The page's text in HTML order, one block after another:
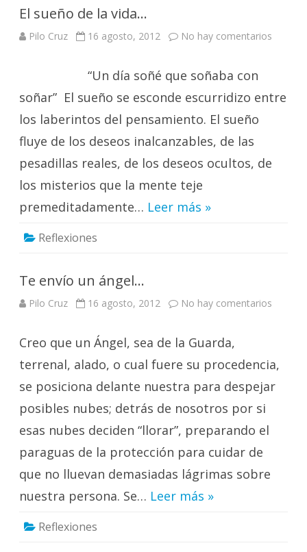
El sueño de la vida…
Pilo Cruz 16 agosto, 2012 No hay comentarios
“Un día soñé que soñaba con
soñar” El sueño se esconde escurridizo entre
los laberintos del pensamiento. El sueño
fluye de los deseos inalcanzables, de las
pesadillas reales, de los deseos ocultos, de
los misterios que la mente teje
premeditadamente… Leer más »
Reflexiones
Te envío un ángel…
Pilo Cruz 16 agosto, 2012 No hay comentarios
Creo que un Ángel, sea de la Guarda,
terrenal, alado, o cual fuere su procedencia,
se posiciona delante nuestra para despejar
posibles nubes; detrás de nosotros por si
esas nubes deciden “llorar”, preparando el
paraguas de la protección para cuidar de
que no lluevan demasiadas lágrimas sobre
nuestra persona. Se… Leer más »
Reflexiones